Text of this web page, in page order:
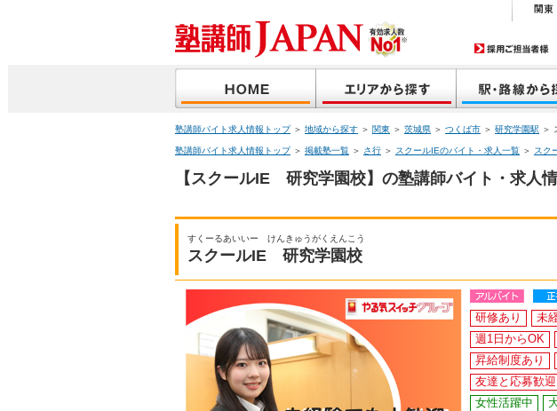
塾講師バイト求人情報トップ＞ 地域から探す ＞ 関東 ＞ 茨城県 ＞ つくば市 ＞ 研究学園駅 ＞
塾講師バイト求人情報トップ＞ 掲載塾一覧 ＞ さ行 ＞ スクールIEのバイト・求人一覧 ＞ スク
【スクールIE 研究学園校】の塾講師バイト・求人
すくーるあいいー けんきゅうがくえんこう
スクールIE 研究学園校
研修あり 未
週1日からOK
昇給制度あり
友達と応募歓迎
女性活躍中